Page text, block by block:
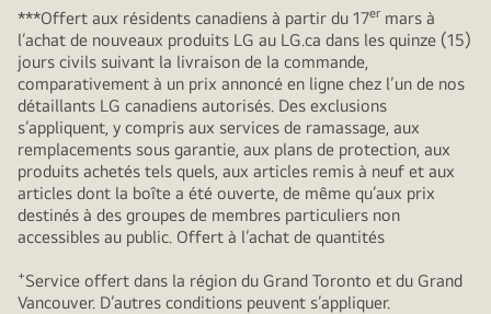
***Offert aux résidents canadiens à partir du 17er mars à
l’achat de nouveaux produits LG au LG.ca dans les quinze (15)
jours civils suivant la livraison de la commande,
comparativement à un prix annoncé en ligne chez l’un de nos
détaillants LG canadiens autorisés. Des exclusions
s’appliquent, y compris aux services de ramassage, aux
remplacements sous garantie, aux plans de protection, aux
produits achetés tels quels, aux articles remis à neuf et aux
articles dont la boîte a été ouverte, de même qu’aux prix
destinés à des groupes de membres particuliers non
accessibles au public. Offert à l’achat de quantités
+Service offert dans la région du Grand Toronto et du Grand
Vancouver. D’autres conditions peuvent s’appliquer.